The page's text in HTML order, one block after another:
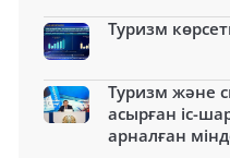
Туризм
Туризм және
асырған іс-
арналған